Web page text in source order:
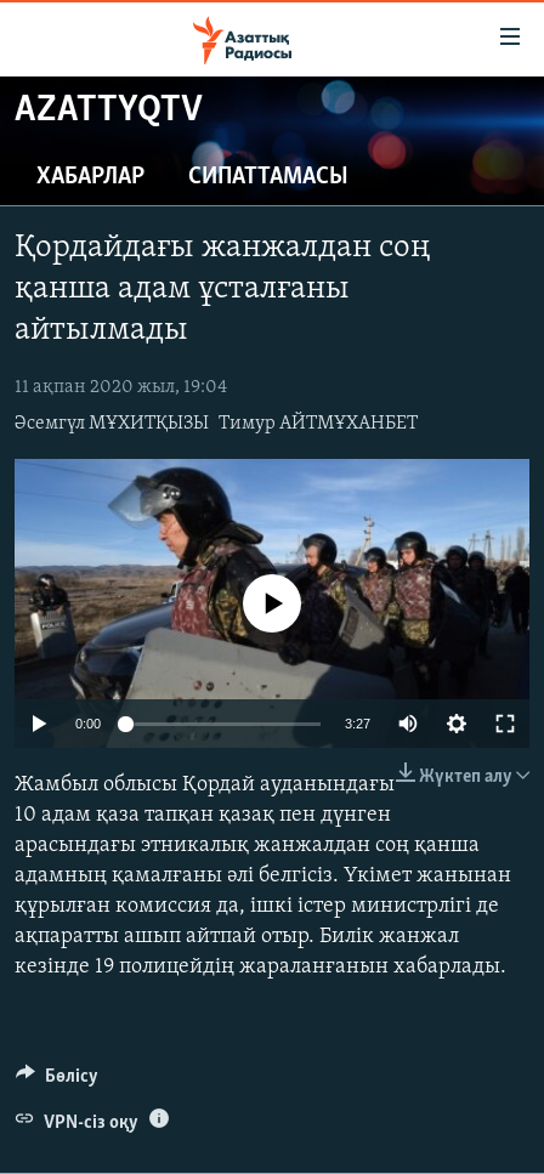
Skip
to
content
to
main
Navigation
Skip
Search
ЖАҢАЛЫҚТАР
САЯСАТ
ҚАҢТАР ОҚИҒАСЫ
АДАМ ҚҰҚЫҚТАРЫ
ӘЛЕМ
АРНАЙЫ ЖОБАЛАР
ЖАЗЫЛЫҢЫЗ
Басқа тілдерде
AZATTYQTV
ХАБАРЛАР СИПАТТАМАСЫ
Қордайдағы жанжалдан соң
қанша адам ұсталғаны
айтылмады
11 ақпан 2020 жыл, 19:04
Әсемгүл МҰХИТҚЫЗЫ Тимур АЙТМҰХАНБЕТ
360p 404p
No media source currently available
0:00 3:27
404p
Жүктеп алу
Жамбыл облысы Қордай ауданындағы
10 адам қаза тапқан қазақ пен дүнген
арасындағы этникалық жанжалдан соң қанша
адамның қамалғаны әлі белгісіз. Үкімет жанынан
құрылған комиссия да, ішкі істер министрлігі де
ақпаратты ашып айтпай отыр. Билік жанжал
кезінде 19 полицейдің жараланғанын хабарлады.
Бөлісу
VPN-сіз оқу